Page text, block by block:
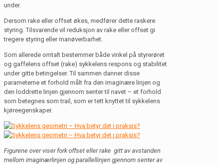
under.
Dersom rake eller offset økes, medfører dette raskere
styring. Tilsvarende vil reduksjon av rake eller offset gi
tregere styring eller manøverbarhet.
Som allerede omtalt bestemmer både vinkel på styrerøret
og gaffelens offset (rake) sykkelens respons og stabilitet
under gitte betingelser. Til sammen danner disse
parameterne et forhold målt fra den imaginære linjen og
den loddrette linjen gjennom senter til navet – et forhold
som betegnes som trail, som er tett knyttet til sykkelens
kjøreegenskaper.
Figurene over viser fork offset eller rake gitt av avstanden
mellom imaginærlinjen og parallellinjen gjennom senter av